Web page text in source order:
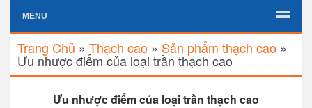
MENU
Trang Chủ » Thạch cao » Sản phẩm thạch cao »
Ưu nhược điểm của loại trần thạch cao
Ưu nhược điểm của loại trần thạch cao